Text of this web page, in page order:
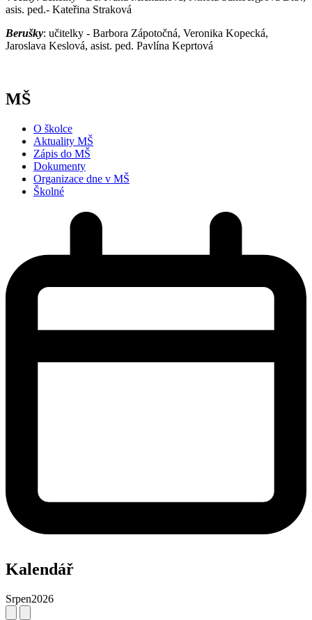
asis. ped.- Kateřina Straková
Berušky: učitelky - Barbora Zápotočná, Veronika Kopecká,
Jaroslava Keslová, asist. ped. Pavlína Keprtová
MŠ
O školce
Aktuality MŠ
Zápis do MŠ
Dokumenty
Organizace dne v MŠ
Školné
Kalendář
Srpen2026